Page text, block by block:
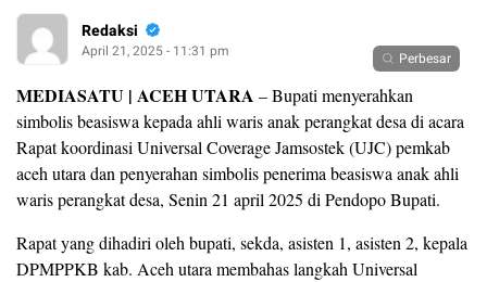
Redaksi
April 21, 2025 - 11:31 pm Perbesar
MEDIASATU | ACEH UTARA – Bupati menyerahkan
simbolis beasiswa kepada ahli waris anak perangkat desa di acara
Rapat koordinasi Universal Coverage Jamsostek (UJC) pemkab
aceh utara dan penyerahan simbolis penerima beasiswa anak ahli
waris perangkat desa, Senin 21 april 2025 di Pendopo Bupati.
Rapat yang dihadiri oleh bupati, sekda, asisten 1, asisten 2, kepala
DPMPPKB kab. Aceh utara membahas langkah Universal